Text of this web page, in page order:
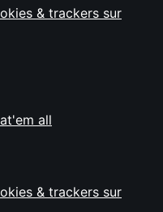
& trackers sur
all
& trackers sur